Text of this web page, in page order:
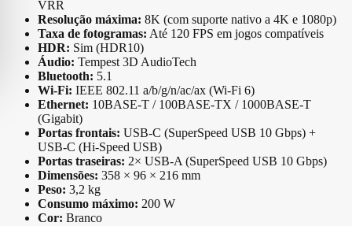
VRR
Resolução máxima: 8K (com suporte nativo a 4K e 1080p)
Taxa de fotogramas: Até 120 FPS em jogos compatíveis
HDR: Sim (HDR10)
Áudio: Tempest 3D AudioTech
Bluetooth: 5.1
Wi-Fi: IEEE 802.11 a/b/g/n/ac/ax (Wi-Fi 6)
Ethernet: 10BASE-T / 100BASE-TX / 1000BASE-T
(Gigabit)
Portas frontais: USB-C (SuperSpeed USB 10 Gbps) +
USB-C (Hi-Speed USB)
Portas traseiras: 2× USB-A (SuperSpeed USB 10 Gbps)
Dimensões: 358 × 96 × 216 mm
Peso: 3,2 kg
Consumo máximo: 200 W
Cor: Branco